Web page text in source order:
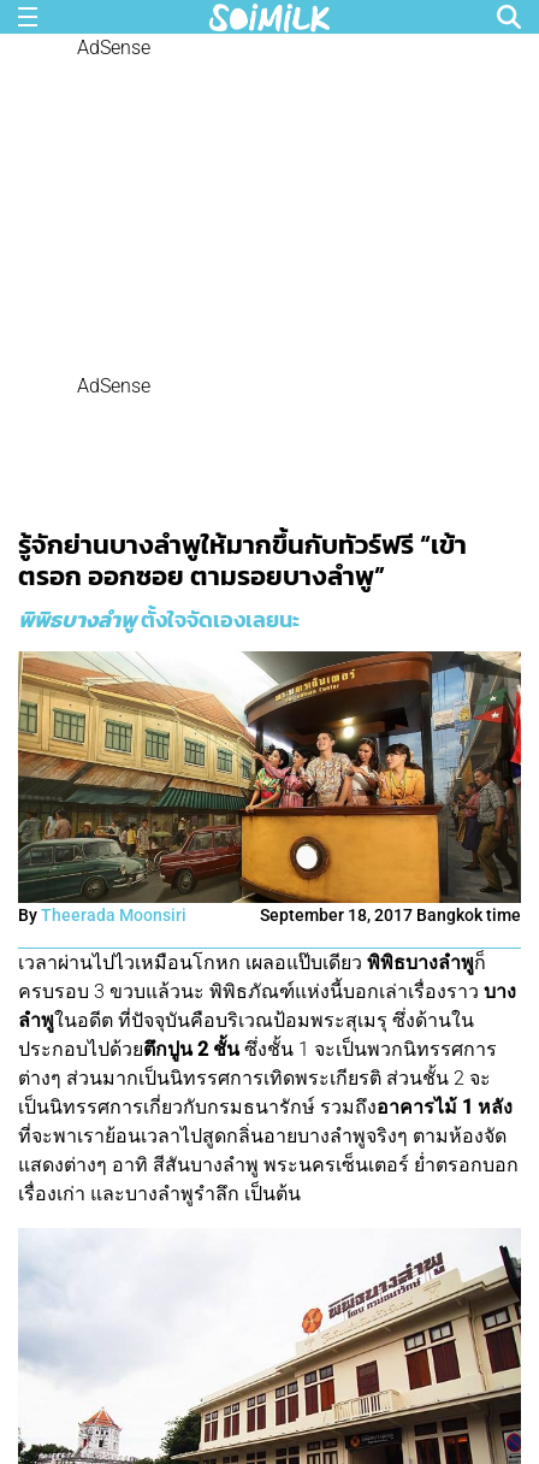
AdSense
AdSense
รู้จักย่านบางลำพูให้มากขึ้นกับทัวร์ฟรี “เข้า
ตรอก ออกซอย ตามรอยบางลำพู”
พิพิธบางลำพูตั้งใจจัดเองเลยนะ
ByTheerada Moonsiri September 18, 2017 Bangkok time
เวลาผ่านไปไวเหมือนโกหก เผลอแป๊บเดียว พิพิธบางลำพูก็
ครบรอบ 3 ขวบแล้วนะ พิพิธภัณฑ์แห่งนี้บอกเล่าเรื่องราว บาง
ลำพูในอดีต ที่ปัจจุบันคือบริเวณป้อมพระสุเมรุ ซึ่งด้านใน
ประกอบไปด้วยตึกปูน 2 ชั้นซึ่งชั้น 1 จะเป็นพวกนิทรรศการ
ต่างๆ ส่วนมากเป็นนิทรรศการเทิดพระเกียรติ ส่วนชั้น 2 จะ
เป็นนิทรรศการเกี่ยวกับกรมธนารักษ์ รวมถึงอาคารไม้ 1 หลัง
ที่จะพาเราย้อนเวลาไปสูดกลิ่นอายบางลำพูจริงๆ ตามห้องจัด
แสดงต่างๆ อาทิ สีสันบางลำพู พระนครเซ็นเตอร์ ย่ำตรอกบอก
เรื่องเก่า และบางลำพูรำลึก เป็นต้น